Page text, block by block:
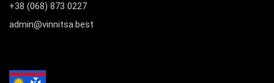
+38 (068) 873 0227
admin@vinnitsa.best